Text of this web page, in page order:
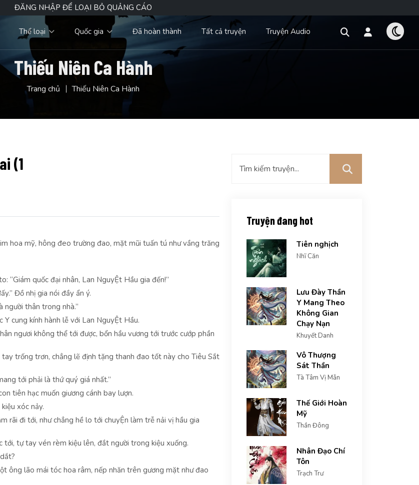
ĐĂNG NHẬP ĐỂ LOẠI BỎ QUẢNG CÁO
Thể loại Quốc gia Đã hoàn thành Tất cả truyện Truyện Audio
Thiếu Niên Ca Hành
Trang chủ Thiếu Niên Ca Hành
(1
hoa mỹ, hông đeo trường đao, mặt mũi tuấn tú như vầng trăng
“Giám quốc đại nhân, Lan NguyỆt Hầu gia đến!”
Đồ nhị gia nói đầy ẩn ý.
người thân trong nhà.”
Y cung kính hành lễ với Lan NguyỆt Hầu.
ngươi không thể tới được, bổn hầu vương tới trước cướp phần
trống trơn, chẳng lẽ định tặng thanh đao tốt này cho Tiêu Sắt
tới phải là thứ quý giá nhất.”
tiên hạc muốn giương cánh bay lượn.
xóc nảy.
rãi đi tới, như chẳng hề lo tới chuyỆn làm trễ nải vị hầu gia
tự tay vén rèm kiệu lên, đắt người trong kiệu xuống.
ông lão mái tóc hoa râm, nếp nhăn trên gương mặt như đao
Truyện đang hot
Tiên nghịch
Nhĩ Căn
Lưu Đày Thần
Y Mang Theo
Không Gian
Chạy Nạn
Khuyết Danh
Vô Thượng
Sát Thần
Tà Tâm Vị Mẫn
Thế Giới Hoàn
Mỹ
Thần Đông
Nhân Đạo Chí
Tôn
Trạch Trư